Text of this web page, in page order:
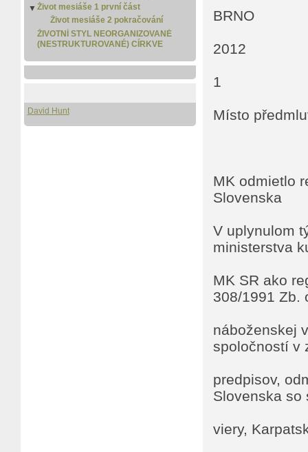
Žalmy
Židům
▼ Život mesiáše 1 první část
Život mesiáše 2 pokračování
ŽIVOTNÍ STYL NEORGANIZOVANÉ
(NESTRUKTUROVANÉ) CÍRKVE
David Hunt
BRNO
2012
1
Místo
MK odmietlo
Slovenska
V uplynulom
ministerstva
MK SR ako
308/1991 Zb.
náboženskej
spoločností v
predpisov,
Slovenska so
viery,